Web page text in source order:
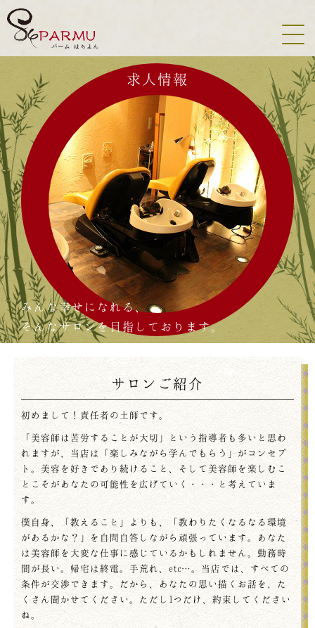
トップ メニュー スタッフ アクセス コンセプト
クーポン 質問 求人情報 商品紹介
スタイル オプション WEB予約 エステメニュー
Tel:045-912-9984
受付時間 09:00〜17:00
求人情報
みんな幸せになれる、
そんなサロンを目指しております。
サロンご紹介
初めまして！責任者の土師です。
「美容師は苦労することが大切」という指導者も多いと思わ
れますが、当店は「楽しみながら学んでもらう」がコンセプ
ト。美容を好きであり続けること、そして美容師を楽しむこ
とこそがあなたの可能性を広げていく・・・と考えていま
す。
僕自身、「教えること」よりも、「教わりたくなるなる環境
があるかな？」を自問自答しながら頑張っています。あなた
は美容師を大変な仕事に感じているかもしれません。勤務時
間が長い。帰宅は終電。手荒れ、etc…。当店では、すべての
条件が交渉できます。だから、あなたの思い描くお話を、た
くさん聞かせてください。ただし1つだけ、約束してください
ね。